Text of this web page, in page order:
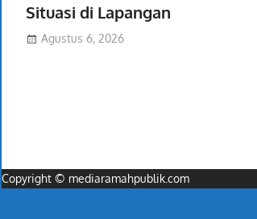
Situasi di Lapangan
Agustus 6, 2026
Copyright © mediaramahpublik.com